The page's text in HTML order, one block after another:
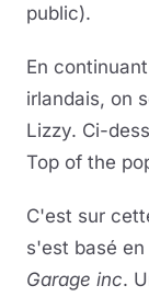
public).
En
irlandais, on
Lizzy. Ci-
Top of the
C'est sur
s'est basé
Garage inc.